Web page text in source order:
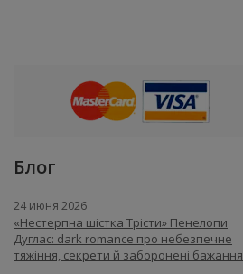
Блог
24 июня 2026
«Нестерпна шістка Трісти» Пенелопи
Дуглас: dark romance про небезпечне
тяжіння, секрети й заборонені бажання